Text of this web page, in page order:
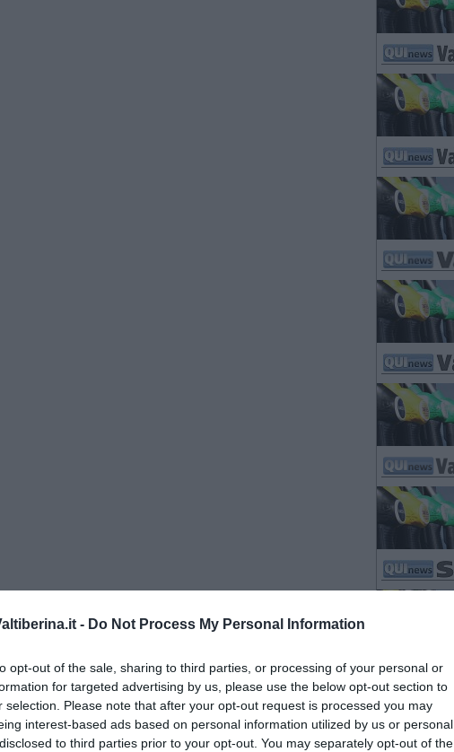
- Do Not Process My Personal Information
opt-out of the sale, sharing to third parties, or processing of your personal or
for targeted advertising by us, please use the below opt-out section to
selection. Please note that after your opt-out request is processed you may
interest-based ads based on personal information utilized by us or personal
to third parties prior to your opt-out. You may separately opt-out of the